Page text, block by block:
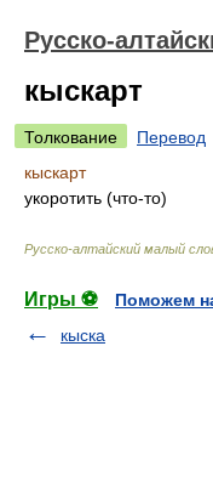
Русско-
кыскарт
Толкование
Перевод
кыскарт
укоротить (что-то)
Русско-алтайский малый
Игры ⚽
Поможем
кыска